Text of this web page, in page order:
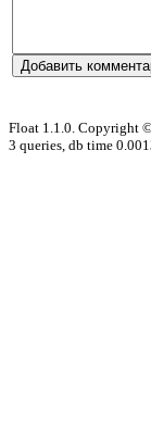
Float 1.1.0. Copyright
3 queries, db time